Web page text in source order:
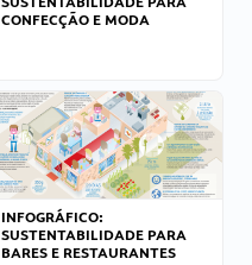
CONFECÇÃO E MODA
INFOGRÁFICO:
SUSTENTABILIDADE PARA
BARES E RESTAURANTES